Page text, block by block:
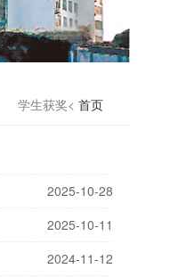
学生获奖< 首页
2025-10-28
2025-10-11
2024-11-12